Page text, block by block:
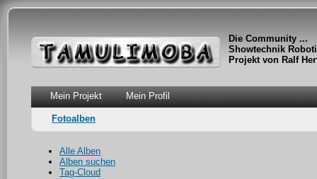
Die Community ...
Showtechnik
Projekt von Ralf
Mein Projekt Mein Profil
Fotoalben
Alle Alben
Alben suchen
Tag-Cloud